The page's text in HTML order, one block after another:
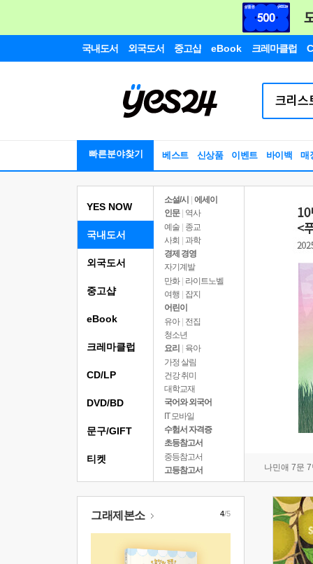
국내도서 외국도서 중고샵 eBook 크레마클럽
빠른분야찾기 베스트 신상품 이벤트 바이백 매
YES NOW
국내도서
소설/시
에세이
인문
역사
예술 | 종교
사회 | 과학
경제 경영
자기계발
만화 | 라이트노벨
여행
잡지
어린이
유아 | 전집
청소년
요리
육아
가정 살림
건강 취미
대학교재
국어와 외국어
IT 모바일
수험서 자격증
초등참고서
중등참고서
고등참고서
나민애 7문
외국도서
중고샵
eBook
크레마클럽
CD/LP
DVD/BD
문구/GIFT
티켓
그래제본소 4/5